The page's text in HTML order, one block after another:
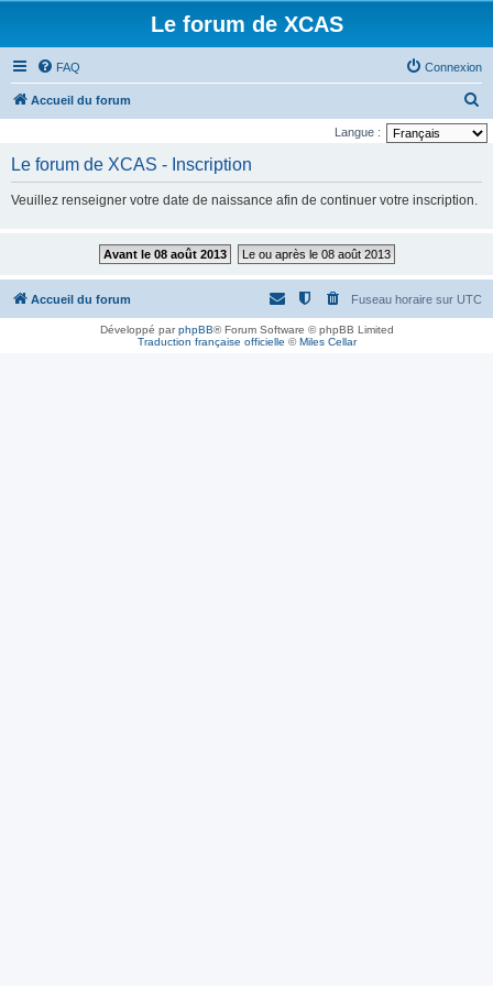
Le forum de XCAS
FAQ Connexion
Accueil du forum
e
h
Langue :
Le forum de XCAS - Inscription
Veuillez renseigner votre date de naissance afin de continuer votre inscription.
Avant le 08 août 2013 Le ou après le 08 août 2013
Accueil du forum Fuseau horaire sur UTC
Développé parphpBB® Forum Software © phpBB Limited
Traduction française officielle ©Miles Cellar